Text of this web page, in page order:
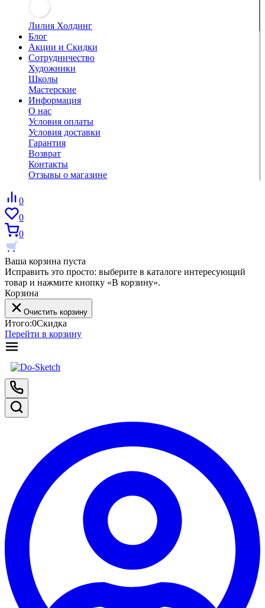
Лилия Холдинг
Блог
Акции и Скидки
Сотрудничество
Художники
Школы
Мастерские
Информация
О нас
Условия оплаты
Условия доставки
Гарантия
Возврат
Контакты
Отзывы о магазине
0
0
0
Ваша корзина пуста
Исправить это просто: выберите в каталоге интересующий
товар и нажмите кнопку «В корзину».
Корзина
Очистить корзину
Итого:0Скидка
Перейти в корзину